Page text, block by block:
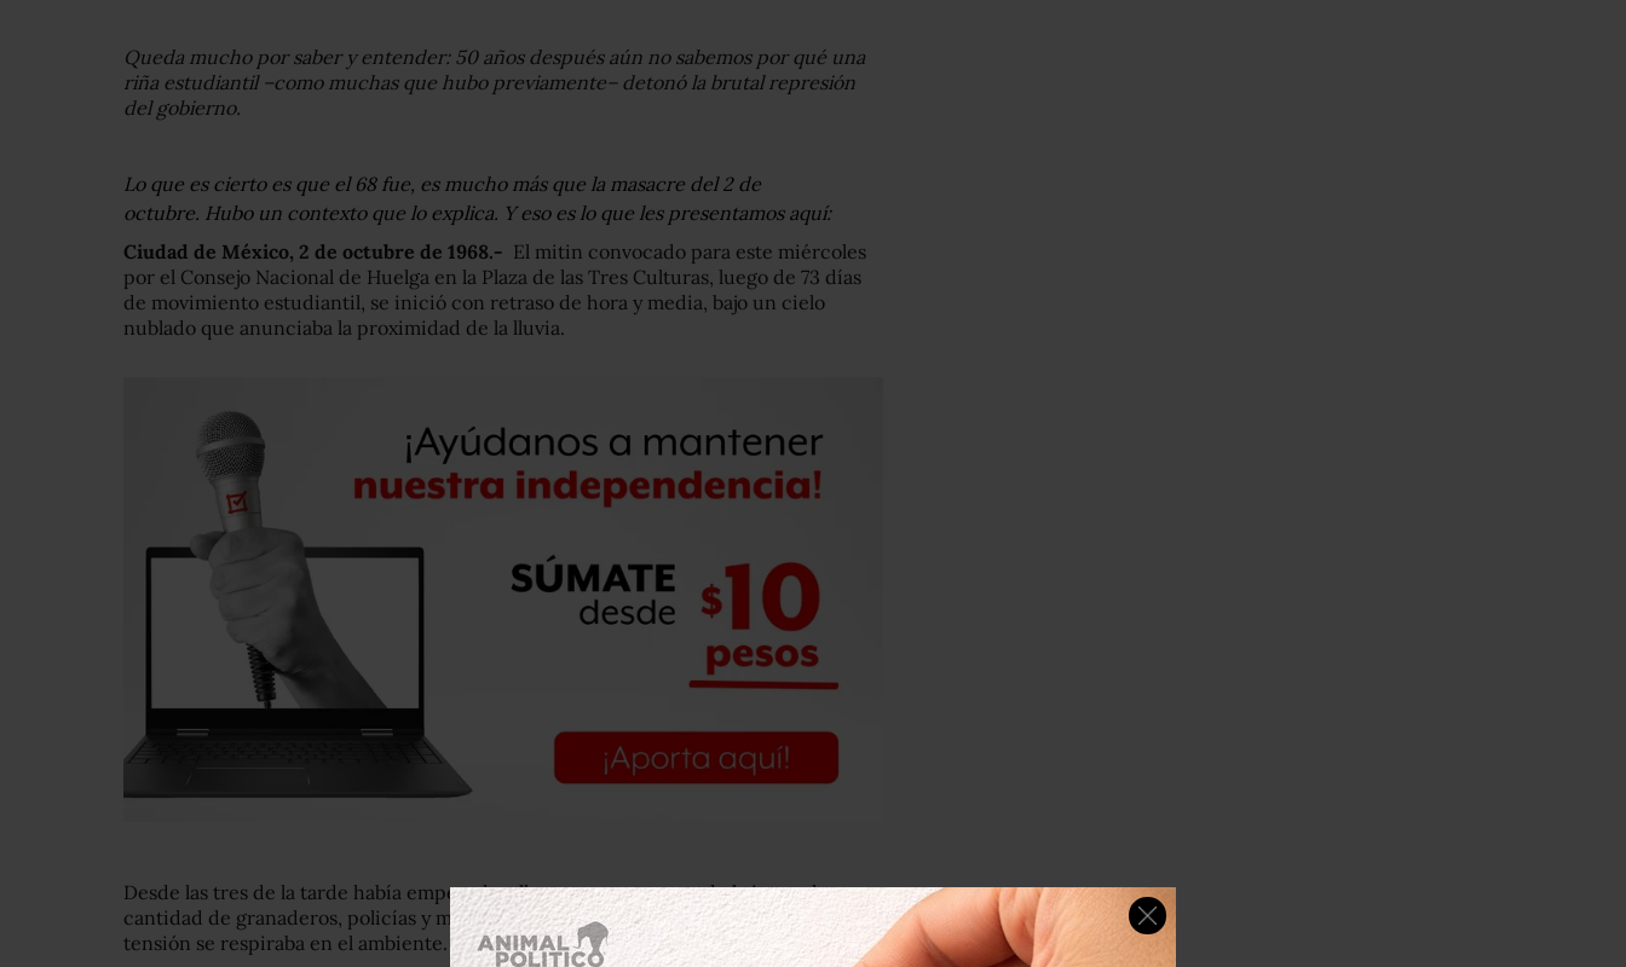
Queda mucho por saber y entender: 50 años después aún no sabemos por qué una
riña estudiantil –como muchas que hubo previamente– detonó la brutal represión
del gobierno.
Lo que es cierto es que el 68 fue, es mucho más que la masacre del 2 de
octubre. Hubo un contexto que lo explica. Y eso es lo que les presentamos aquí:
Ciudad de México, 2 de octubre de 1968.- El mitin convocado para este miércoles
por el Consejo Nacional de Huelga en la Plaza de las Tres Culturas, luego de 73 días
de movimiento estudiantil, se inició con retraso de hora y media, bajo un cielo
nublado que anunciaba la proximidad de la lluvia.
Desde las tres de la tarde había empezado a llegar gente, a pesar de la inusual
cantidad de granaderos, policías y militares desplegados en las inmediaciones. La
tensión se respiraba en el ambiente.